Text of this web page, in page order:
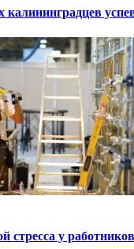
стресса у